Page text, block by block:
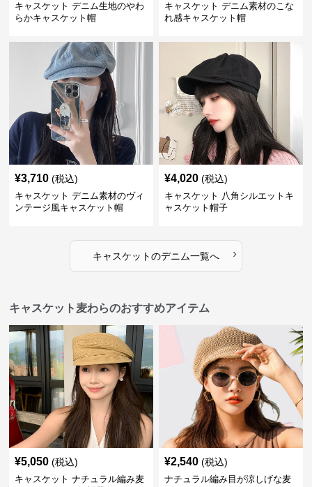
キャスケット デニム生地のやわ
らかキャスケット帽
キャスケット デニム素材のこな
れ感キャスケット帽
¥3,710 (税込)
キャスケット デニム素材のヴィ
ンテージ風キャスケット帽
¥4,020 (税込)
キャスケット 八角シルエットキ
ャスケット帽子
キャスケットのデニム一覧へ ›
キャスケット麦わらのおすすめアイテム
¥5,050 (税込)
キャスケット ナチュラル編み麦
¥2,540 (税込)
ナチュラル編み目が涼しげな麦